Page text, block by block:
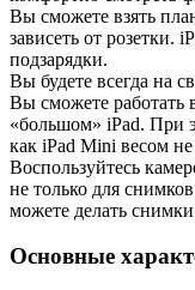
Вы сможете взять
зависеть от розетки.
подзарядки.
Вы будете всегда на
Вы сможете работать
«большом» iPad. При
как iPad Mini весом
Воспользуйтесь
не только для
можете делать
Основные